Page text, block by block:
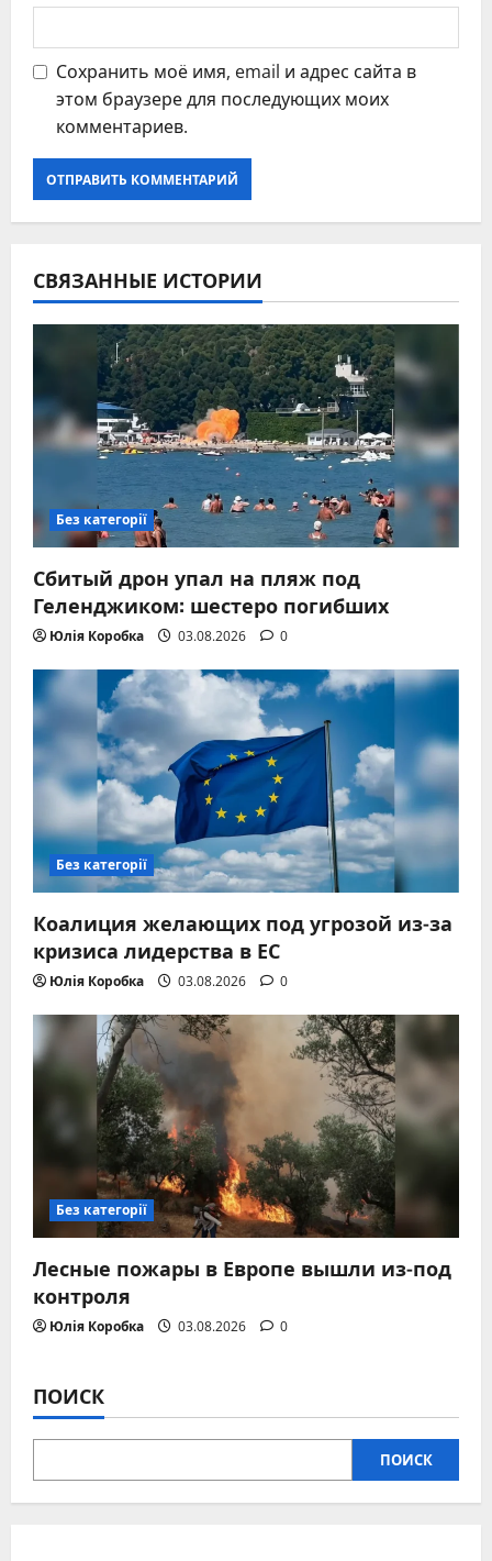
Сохранить моё имя, email и адрес сайта в
этом браузере для последующих моих
комментариев.
СВЯЗАННЫЕ ИСТОРИИ
Без категорії
Сбитый дрон упал на пляж под
Геленджиком: шестеро погибших
Юлія Коробка 03.08.2026 0
Без категорії
Коалиция желающих под угрозой из-за
кризиса лидерства в ЕС
Юлія Коробка 03.08.2026 0
Без категорії
Лесные пожары в Европе вышли из-под
контроля
Юлія Коробка 03.08.2026 0
ПОИСК
ПОИСК